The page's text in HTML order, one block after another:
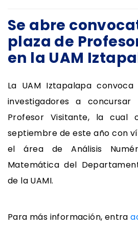
Se abre
plaza de
en la UAM
La UAM Iztapalapa
investigadores a
Profesor Visitante, la cual
septiembre de este año con
el área de Análisis
Matemática del
de la UAMI.
Para más información, entra